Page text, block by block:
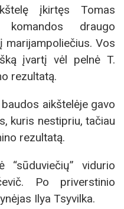
įkirtęs Tomas
komandos draugo
marijampoliečius. Vos
įvartį vėl pelnė T.
rezultatą.
aikštelėje gavo
kuris nestipriu, tačiau
rezultatą.
vidurio
Po priverstinio
Ilya Tsyvilka.